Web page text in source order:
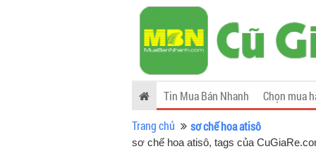
Tin Mua Bán Nhanh
Chọn mua
Trang chủ
sơ chế hoa atisô
sơ chế hoa atisô, tags của